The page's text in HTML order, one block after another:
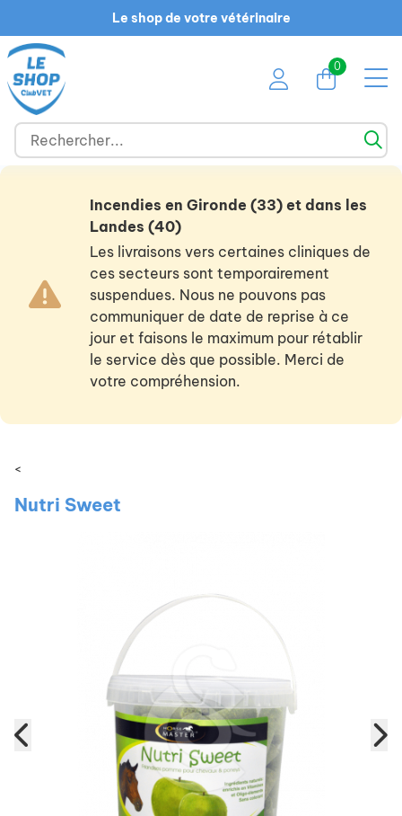
Le shop de votre vétérinaire
0
Incendies en Gironde (33) et dans les
Landes (40)
Les livraisons vers certaines cliniques de
ces secteurs sont temporairement
suspendues. Nous ne pouvons pas
communiquer de date de reprise à ce
jour et faisons le maximum pour rétablir
le service dès que possible. Merci de
votre compréhension.
<
Nutri Sweet